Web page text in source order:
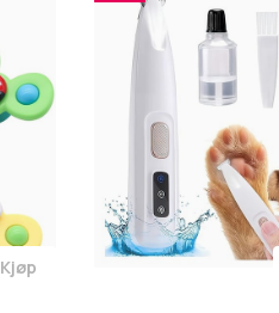
Legg 3-Pak - Fidget Spinners
Kjøp